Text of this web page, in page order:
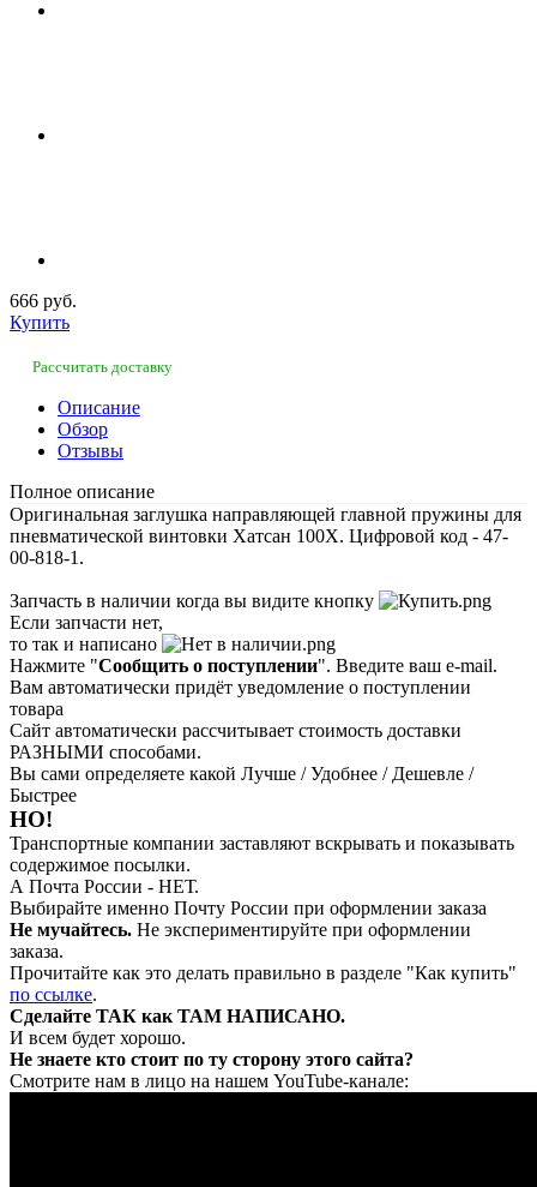
666 руб.
Купить
Рассчитать доставку
Описание
Обзор
Отзывы
Полное описание
Оригинальная заглушка направляющей главной пружины для
пневматической винтовки Хатсан 100Х. Цифровой код - 47-
00-818-1.
Запчасть в наличии когда вы видите кнопку
Если запчасти нет,
то так и написано
Нажмите "Сообщить о поступлении". Введите ваш e-mail.
Вам автоматически придёт уведомление о поступлении
товара
Сайт автоматически рассчитывает стоимость доставки
РАЗНЫМИ способами.
Вы сами определяете какой Лучше / Удобнее / Дешевле /
Быстрее
НО!
Транспортные компании заставляют вскрывать и показывать
содержимое посылки.
А Почта России - НЕТ.
Выбирайте именно Почту России при оформлении заказа
Не мучайтесь. Не экспериментируйте при оформлении
заказа.
Прочитайте как это делать правильно в разделе "Как купить"
по ссылке.
Сделайте ТАК как ТАМ НАПИСАНО.
И всем будет хорошо.
Не знаете кто стоит по ту сторону этого сайта?
Смотрите нам в лицо на нашем YouTube-канале: